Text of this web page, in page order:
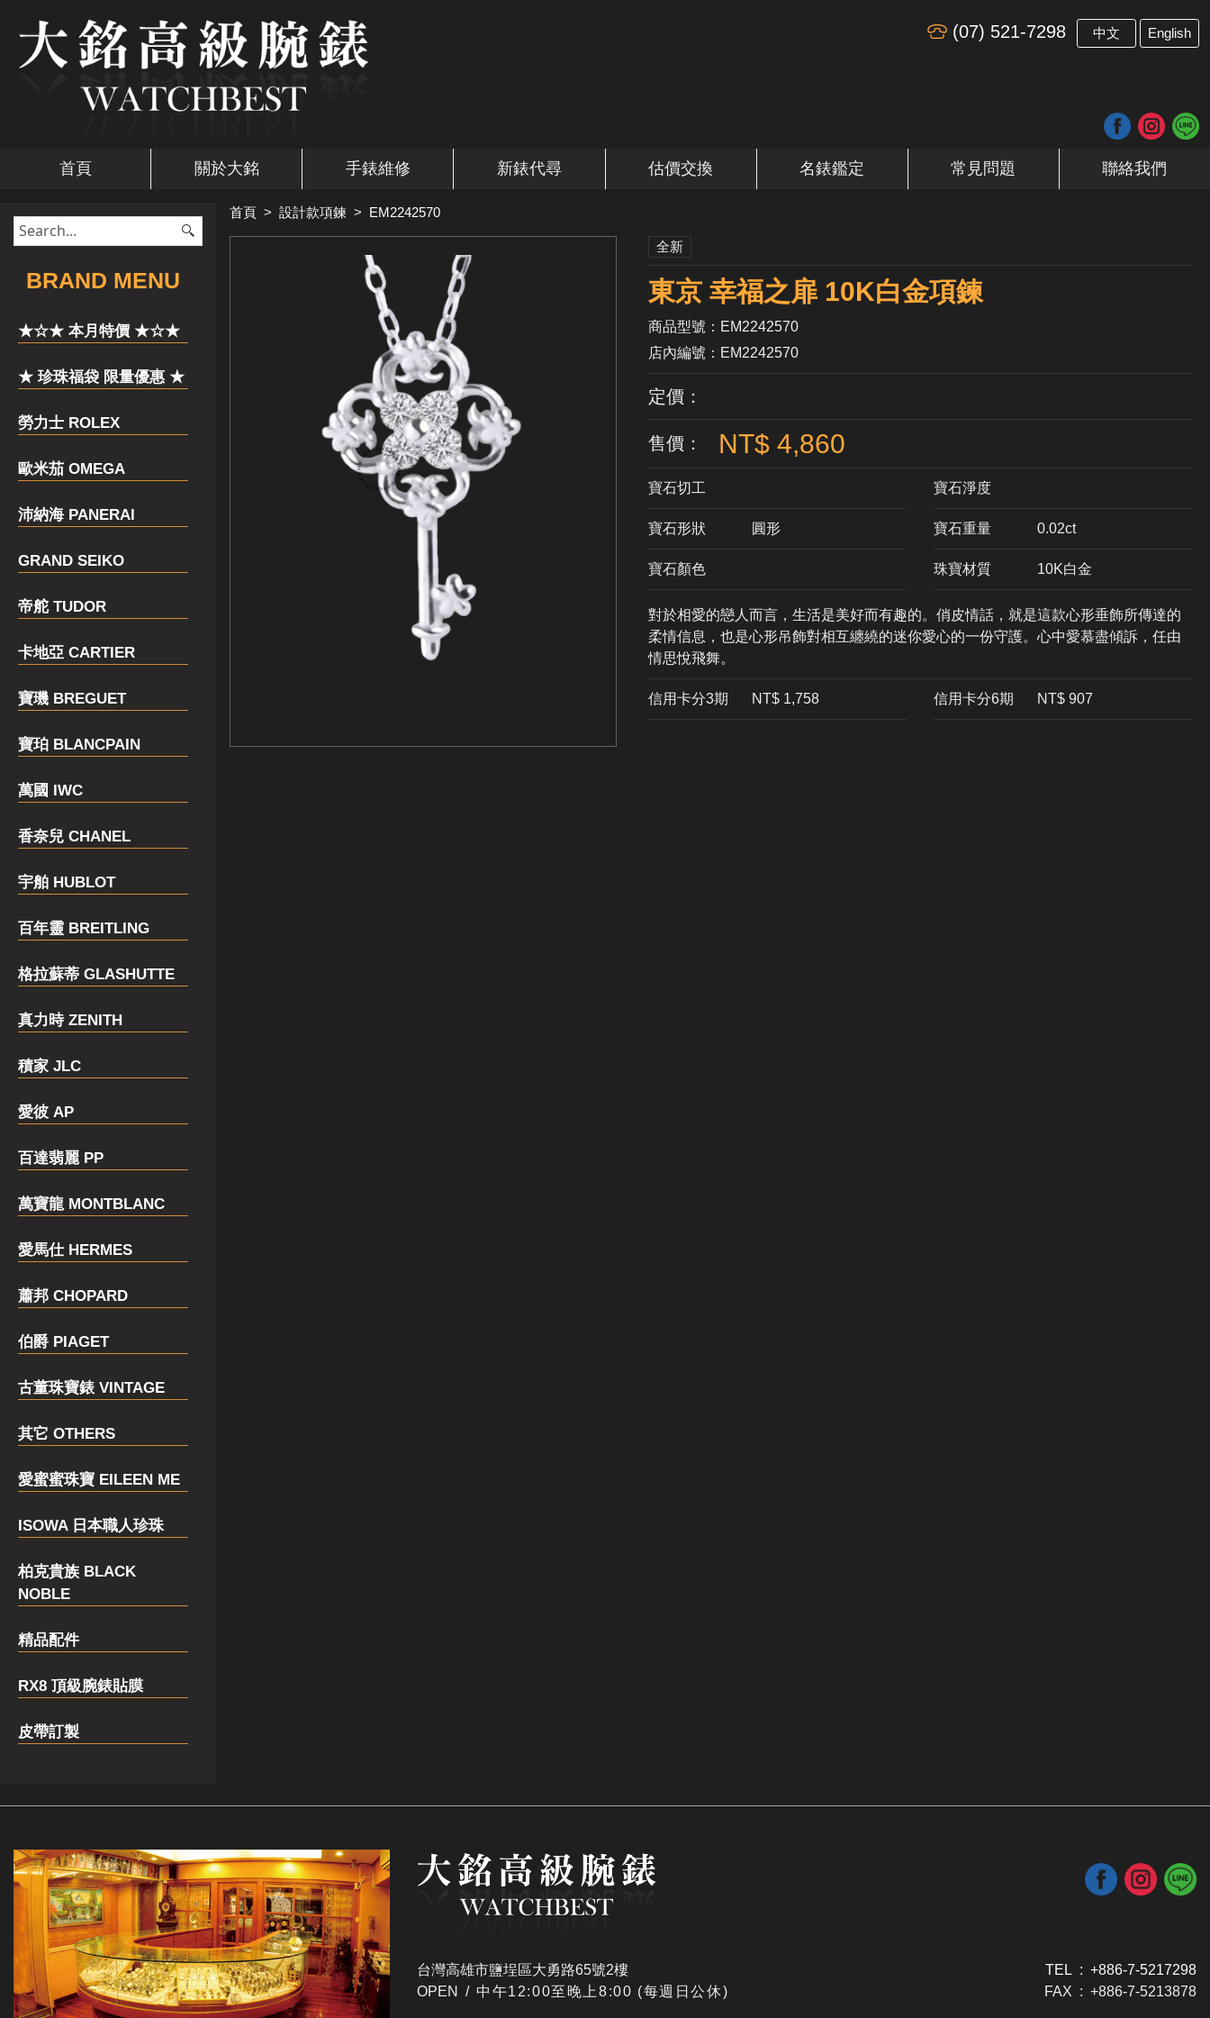
(07) 521-7298 中文 English
首頁 關於大銘 手錶維修 新錶代尋 估價交換 名錶鑑定 常見問題 聯絡我們
​BRAND MENU
★☆★ 本月特價 ★☆★
★ 珍珠福袋 限量優惠 ★
勞力士 ROLEX
歐米茄 OMEGA
沛納海 PANERAI
GRAND SEIKO
帝舵 TUDOR
卡地亞 CARTIER
寶璣 BREGUET
寶珀 BLANCPAIN
萬國 IWC
香奈兒 CHANEL
宇舶 HUBLOT
百年靈 BREITLING
格拉蘇蒂 GLASHUTTE
真力時 ZENITH
積家 JLC
愛彼 AP
百達翡麗 PP
萬寶龍 MONTBLANC
愛馬仕 HERMES
蕭邦 CHOPARD
伯爵 PIAGET
古董珠寶錶 VINTAGE
其它 OTHERS
愛蜜蜜珠寶 EILEEN ME
ISOWA 日本職人珍珠
柏克貴族 BLACK
NOBLE
精品配件
RX8 頂級腕錶貼膜
皮帶訂製
首頁 > 設計款項鍊 > EM2242570
全新
東京 幸福之扉 10K白金項鍊
商品型號：EM2242570
店內編號：EM2242570
定價：
售價： NT$ 4,860
寶石切工 寶石淨度
寶石形狀 ​圓形 寶石重量 0.02ct
寶石顏色 珠寶材質 10K白金
對於相愛的戀人而言，生活是美好而有趣的。俏皮情話，就是這款心形垂飾所傳達的
柔情信息，也是心形吊飾對相互纏繞的迷你愛心的一份守護。心中愛慕盡傾訴，任由
情思悅飛舞。
信用卡分3期 ​NT$ 1,758 信用卡分6期 NT$ 907
台灣高雄市鹽埕區大勇路65號2樓
OPEN / ​中午12:00至晚上8:00 (每週日公休)
TEL : +886-7-5217298
FAX : +886-7-5213878